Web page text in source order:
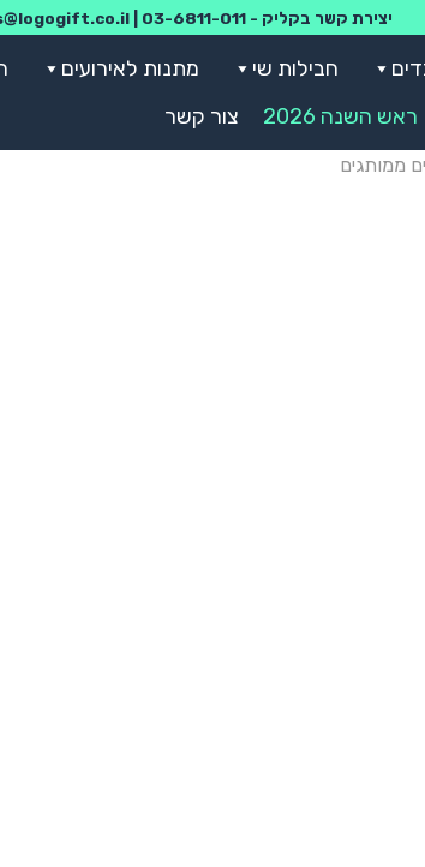
יצירת קשר בקליק -03-6811-011
|
חבילות שי מתנות לאירועים
ראש השנה 2026 צור קשר
ממותגים